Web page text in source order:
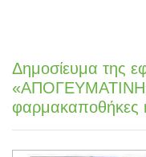
Δημοσίευμα της
«ΑΠΟΓΕΥΜΑΤΙΝΗ»
φαρμακαποθήκες